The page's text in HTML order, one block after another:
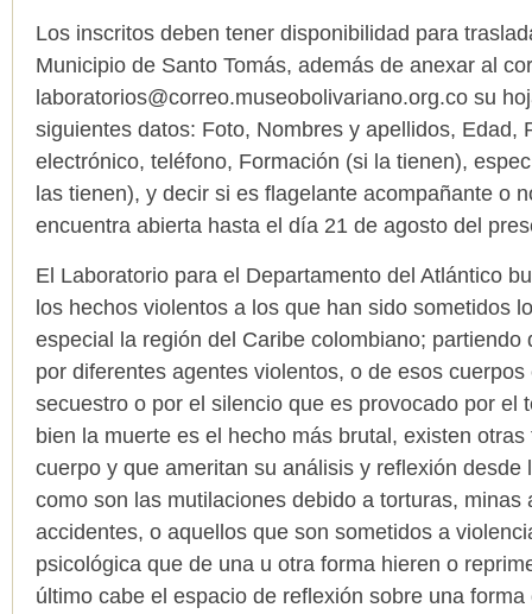
Los inscritos deben tener disponibilidad para
Municipio de Santo Tomás, además de anexar al
laboratorios@correo.museobolivariano.org.co su
siguientes datos: Foto, Nombres y apellidos, Edad,
electrónico, teléfono, Formación (si la tienen),
las tienen), y decir si es flagelante acompañante o
encuentra abierta hasta el día 21 de agosto del
El Laboratorio para el Departamento del Atlántico
los hechos violentos a los que han sido sometidos
especial la región del Caribe colombiano; partiendo
por diferentes agentes violentos, o de esos
secuestro o por el silencio que es provocado por el
bien la muerte es el hecho más brutal, existen
cuerpo y que ameritan su análisis y reflexión desde
como son las mutilaciones debido a torturas, minas
accidentes, o aquellos que son sometidos a
psicológica que de una u otra forma hieren o
último cabe el espacio de reflexión sobre una